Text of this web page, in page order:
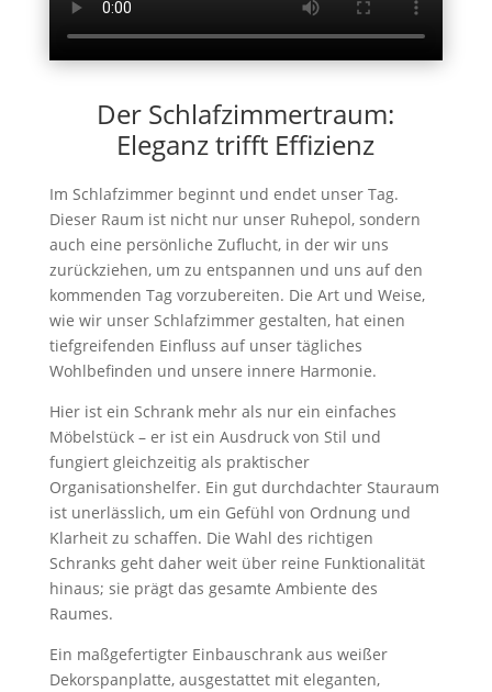
Der Schlafzimmertraum:
Eleganz trifft Effizienz
Im Schlafzimmer beginnt und endet unser Tag.
Dieser Raum ist nicht nur unser Ruhepol, sondern
auch eine persönliche Zuflucht, in der wir uns
zurückziehen, um zu entspannen und uns auf den
kommenden Tag vorzubereiten. Die Art und Weise,
wie wir unser Schlafzimmer gestalten, hat einen
tiefgreifenden Einfluss auf unser tägliches
Wohlbefinden und unsere innere Harmonie.
Hier ist ein Schrank mehr als nur ein einfaches
Möbelstück – er ist ein Ausdruck von Stil und
fungiert gleichzeitig als praktischer
Organisationshelfer. Ein gut durchdachter Stauraum
ist unerlässlich, um ein Gefühl von Ordnung und
Klarheit zu schaffen. Die Wahl des richtigen
Schranks geht daher weit über reine Funktionalität
hinaus; sie prägt das gesamte Ambiente des
Raumes.
Ein maßgefertigter Einbauschrank aus weißer
Dekorspanplatte, ausgestattet mit eleganten,